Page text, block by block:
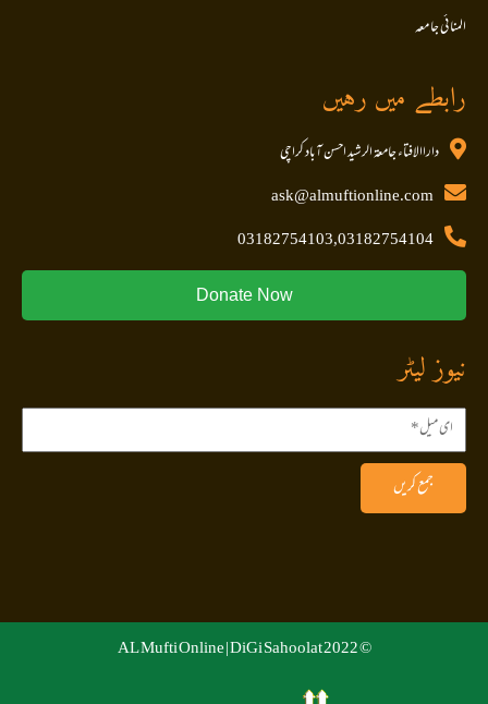
المنا ئی جا معہ
رابطے میں رہیں
داراالافتاء جامعۃ الرشید احسن آباد کراچی
ask@almuftionline.com
03182754103,03182754104
Donate Now
نیوز لیٹر
جمع کریں
© 2022 AL Mufti Online |
DiGi Sahoolat